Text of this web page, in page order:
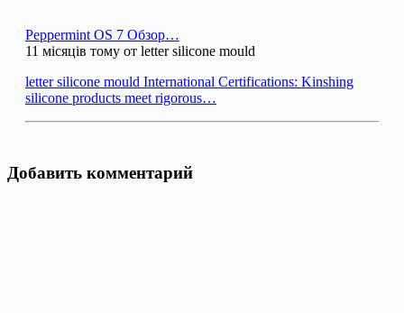
Peppermint OS 7 Обзор…
11 місяців тому от letter silicone mould
letter silicone mould International Certifications: Kinshing
silicone products meet rigorous…
Добавить комментарий